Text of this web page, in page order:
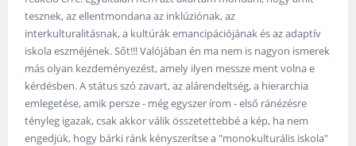
tesznek, az ellentmondana az inklúziónak, az
interkulturalitásnak, a kultúrák emancipációjának és az adaptív
iskola eszméjének. Sőt!!! Valójában én ma nem is nagyon ismerek
más olyan kezdeményezést, amely ilyen messze ment volna e
kérdésben. A státus szó zavart, az alárendeltség, a hierarchia
emlegetése, amik persze - még egyszer írom - első ránézésre
tényleg igazak, csak akkor válik összetettebbé a kép, ha nem
engedjük, hogy bárki ránk kényszerítse a "monokulturális iskola"